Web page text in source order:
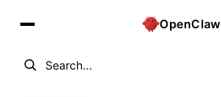
OpenClaw
Search...